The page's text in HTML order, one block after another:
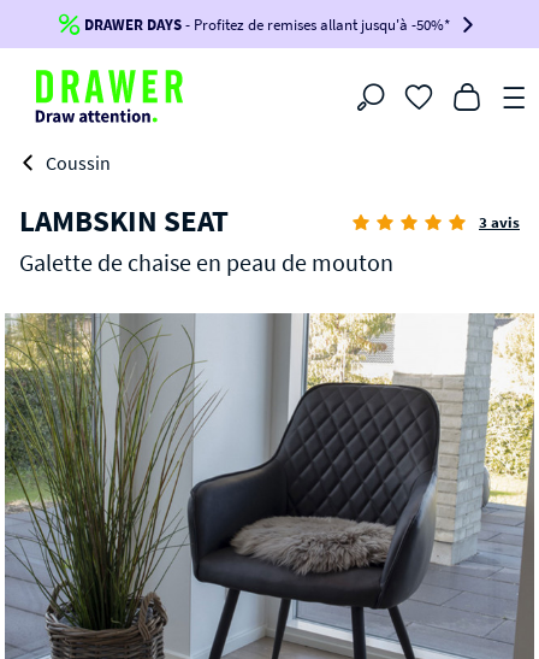
Jusqu'à-100€*sur votre commande !
BIKINI100
-voir conditions en bas de page-
DRAWER DAYS- Profitez de remises allant jusqu'à -50%*
Filtrer
Coussin
LAMBSKIN SEAT
Galette de chaise en peau de mouton
3 avis